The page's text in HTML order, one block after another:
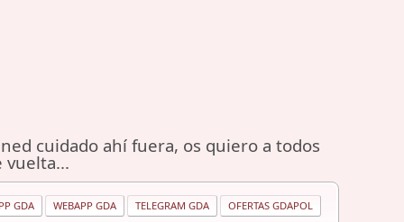
cuidado ahí fuera, os quiero a todos
vuelta...
GDA WEBAPP GDA TELEGRAM GDA OFERTAS GDAPOL